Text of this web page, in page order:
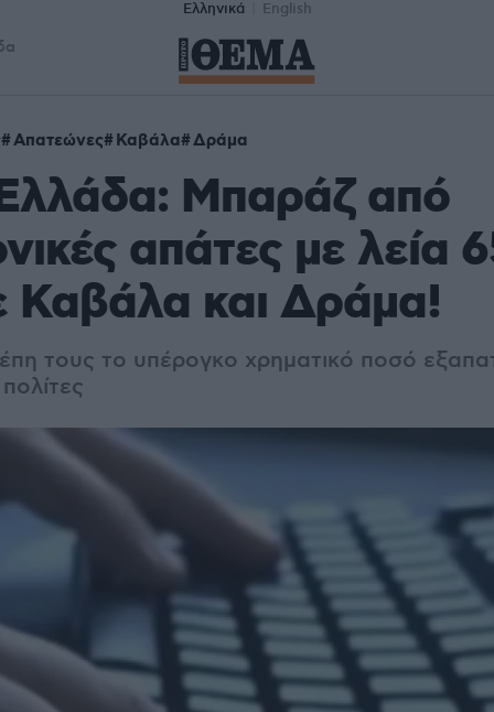
Ελληνικά English
Απατεώνες Καβάλα Δράμα
Μπαράζ από
απάτες με λεία
Καβάλα και Δράμα!
τους το υπέρογκο χρηματικό ποσό